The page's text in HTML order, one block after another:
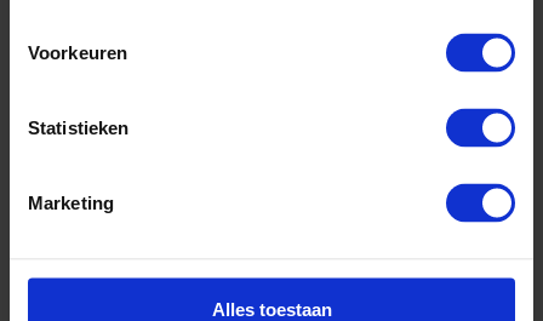
Voorkeuren
Statistieken
Marketing
Alles toestaan